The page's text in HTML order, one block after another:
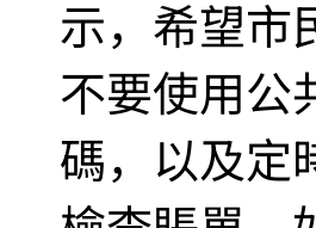
示，希望市
不要使用公
碼，以及定